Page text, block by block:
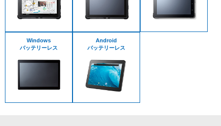
Windows
バッテリーレス
Android
バッテリーレス